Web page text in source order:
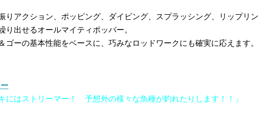
りアクション、ポッピング、ダイビング、スプラッシング、リップリン
り出せるオールマイティポッパー。
ゴーの基本性能をベースに、巧みなロッドワークにも確実に応えます。
にはストリーマー！ 予想外の様々な魚種が釣れたりします！！」